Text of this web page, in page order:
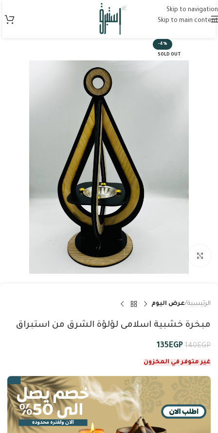
Skip to navigation
Skip to main content
-4%
SOLD OUT
الرئيسية عرض اليوم
مبخرة خشبية اسلامى لؤلؤة الشرق من استبراق
140EGP
135EGP
غير متوفر في المخزون